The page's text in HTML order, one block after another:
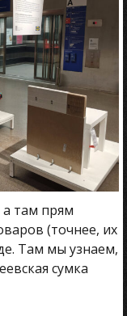
там прям
(точнее, их
Там мы узнаем,
сумка